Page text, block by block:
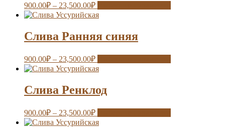
900.00₽ – 23,500.00₽
Слива Ранняя синяя
900.00₽ – 23,500.00₽
Слива Ренклод
900.00₽ – 23,500.00₽